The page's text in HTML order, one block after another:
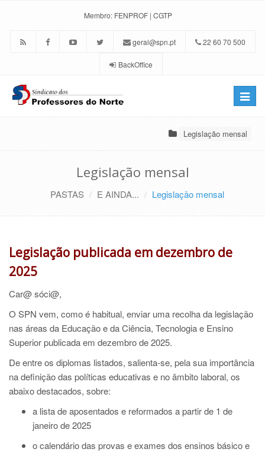
Membro: FENPROF | CGTP
geral@spn.pt 22 60 70 500
BackOffice
Toggle
Legislação mensal
Legislação mensal
PASTAS E AINDA... Legislação mensal
Legislação publicada em dezembro de
2025
Car@ sóci@,
O SPN vem, como é habitual, enviar uma recolha da legislação
nas áreas da Educação e da Ciência, Tecnologia e Ensino
Superior publicada em dezembro de 2025.
De entre os diplomas listados, salienta-se, pela sua importância
na definição das políticas educativas e no âmbito laboral, os
abaixo destacados, sobre:
a lista de aposentados e reformados a partir de 1 de
janeiro de 2025
o calendário das provas e exames dos ensinos básico e